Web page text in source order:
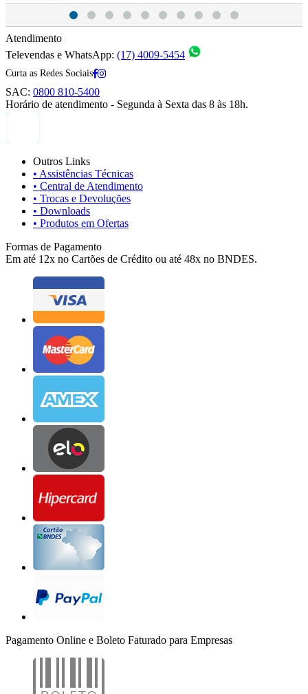
Atendimento
Televendas e WhatsApp: (17) 4009-5454
Curta as Redes Sociais
SAC: 0800 810-5400
Horário de atendimento - Segunda à Sexta das 8 às 18h.
Outros Links
• Assistências Técnicas
• Central de Atendimento
• Trocas e Devoluções
• Downloads
• Produtos em Ofertas
Formas de Pagamento
Em até 12x no Cartões de Crédito ou até 48x no BNDES.
Pagamento Online e Boleto Faturado para Empresas